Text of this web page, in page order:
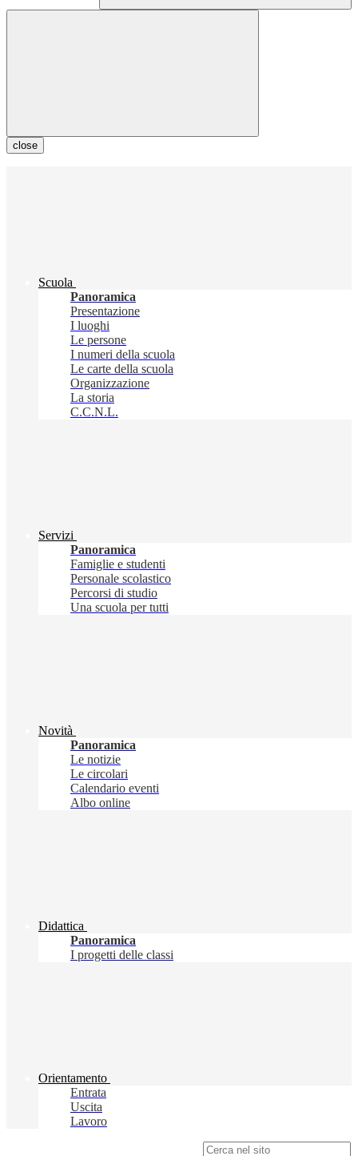
close
Scuola
Panoramica
Presentazione
I luoghi
Le persone
I numeri della scuola
Le carte della scuola
Organizzazione
La storia
C.C.N.L.
Servizi
Panoramica
Famiglie e studenti
Personale scolastico
Percorsi di studio
Una scuola per tutti
Novità
Panoramica
Le notizie
Le circolari
Calendario eventi
Albo online
Didattica
Panoramica
I progetti delle classi
Orientamento
Entrata
Uscita
Lavoro